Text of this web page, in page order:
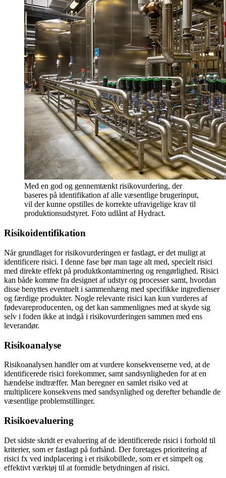
Med en god og gennemtænkt risikovurdering, der
baseres på identifikation af alle væsentlige brugerinput,
vil der kunne opstilles de korrekte ufravigelige krav til
produktionsudstyret. Foto udlånt af Hydract.
Risikoidentifikation
Når grundlaget for risikovurderingen er fastlagt, er det muligt at
identificere risici. I denne fase bør man tage alt med, specielt risici
med direkte effekt på produktkontaminering og rengørlighed. Risici
kan både komme fra designet af udstyr og processer samt, hvordan
disse benyttes eventuelt i sammenhæng med specifikke ingredienser
og færdige produkter. Nogle relevante risici kan kun vurderes af
fødevareproducenten, og det kan sammenlignes med at skyde sig
selv i foden ikke at indgå i risikovurderingen sammen med ens
leverandør.
Risikoanalyse
Risikoanalysen handler om at vurdere konsekvenserne ved, at de
identificerede risici forekommer, samt sandsynligheden for at en
hændelse indtræffer. Man beregner en samlet risiko ved at
multiplicere konsekvens med sandsynlighed og derefter behandle de
væsentlige problemstillinger.
Risikoevaluering
Det sidste skridt er evaluering af de identificerede risici i forhold til
kriterier, som er fastlagt på forhånd. Der foretages prioritering af
risici fx ved indplacering i et risikobillede, som er et simpelt og
effektivt værktøj til at formidle betydningen af risici.